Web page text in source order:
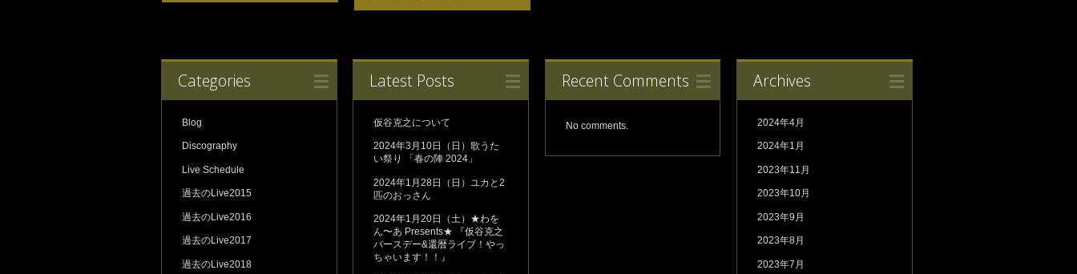
Categories
Blog
Discography
Live Schedule
過去のLive2015
過去のLive2016
過去のLive2017
過去のLive2018
Latest Posts
仮谷克之について
2024年3月10日（日）歌うた
い祭り 「春の陣 2024」
2024年1月28日（日）ユカと2
匹のおっさん
2024年1月20日（土）★わを
ん〜あ Presents★ 『仮谷克之
バースデー&還暦ライブ！やっ
ちゃいます！！』
Recent Comments
No comments.
Archives
2024年4月
2024年1月
2023年11月
2023年10月
2023年9月
2023年8月
2023年7月